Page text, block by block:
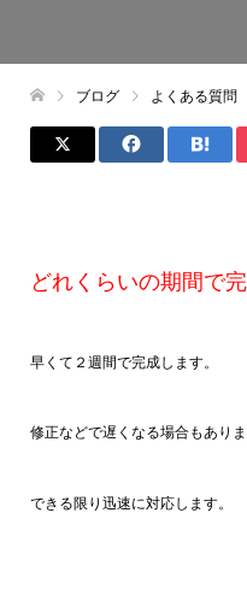
ブログ よくある質問
どれくらいの期間で
早くて２週間で完成します。
修正などで遅くなる場合もありま
できる限り迅速に対応します。